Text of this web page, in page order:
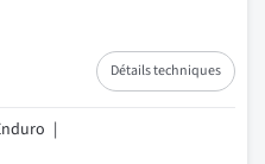
Détails techniques